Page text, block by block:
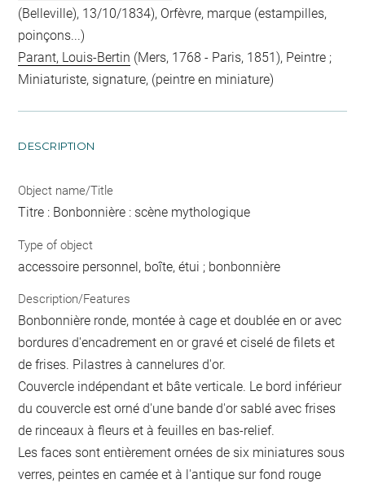
(Belleville), 13/10/1834), Orfèvre, marque (estampilles,
poinçons...)
Parant, Louis-Bertin (Mers, 1768 - Paris, 1851), Peintre ;
Miniaturiste, signature, (peintre en miniature)
DESCRIPTION
Object name/Title
Titre : Bonbonnière : scène mythologique
Type of object
accessoire personnel, boîte, étui ; bonbonnière
Description/Features
Bonbonnière ronde, montée à cage et doublée en or avec
bordures d'encadrement en or gravé et ciselé de filets et
de frises. Pilastres à cannelures d'or.
Couvercle indépendant et bâte verticale. Le bord inférieur
du couvercle est orné d'une bande d'or sablé avec frises
de rinceaux à fleurs et à feuilles en bas-relief.
Les faces sont entièrement ornées de six miniatures sous
verres, peintes en camée et à l'antique sur fond rouge